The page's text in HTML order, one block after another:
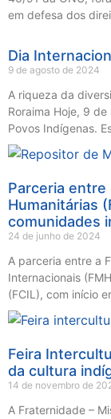
em defesa dos
Dia
9 de agosto de 2024
A riqueza da
Roraima Hoje, 9
Povos Indígenas.
Parceria entre
Humanitárias
comunidades
24 de junho de 2024
A parceria entre a
Internacionais
(FCIL), com início
Feira
da cultura
14 de novembro de
A Fraternidade –